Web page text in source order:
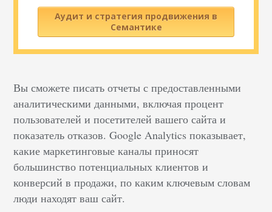
Аудит и стратегия продвижения в
Семантике
Вы сможете писать отчеты с предоставленными
аналитическими данными, включая процент
пользователей и посетителей вашего сайта и
показатель отказов. Google Analytics показывает,
какие маркетинговые каналы приносят
большинство потенциальных клиентов и
конверсий в продажи, по каким ключевым словам
люди находят ваш сайт.